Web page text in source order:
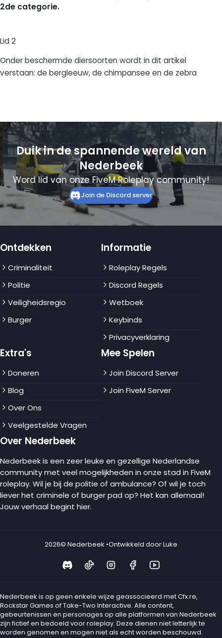
2de categorie.
Lid 2
Onder beschermde diersoorten wordt in dit artikel
verstaan: de bergleeuw, de chimpansee en de zebra
Duik in de spannende wereld van
Nederbeek
Word lid van onze FiveM Roleplay community!
Join de Discord server
Ontdekken
Criminaliteit
Politie
Veiligheidsregio
Burger
Informatie
Roleplay Regels
Discord Regels
Wetboek
Keybinds
Privacyverklaring
Extra's
Doneren
Blog
Over Ons
Veelgestelde Vragen
Mee Spelen
Join Discord Server
Join FiveM Server
Over Nederbeek
Nederbeek is een zeer leuke en gezellige Nederlandse
community met veel mogelijkheden in onze stad in FiveM
roleplay. Wil je bij de politie of ambulance? Of wil je toch
liever het criminele of burger pad op? Het kan allemaal!
Jouw verhaal begint hier.
2026© Nederbeek •Ontwikkeld door Luke
Nederbeek is op geen enkele wijze geassocieerd met Cfx.re,
Rockstar Games of Take-Two Interactive. Alle content,
gebeurtenissen en personages op alle platformen van Nederbeek
zijn fictief en bedoeld voor roleplay. Deze dienen niet letterlijk te
worden genomen en mogen niet als echt worden beschouwd.